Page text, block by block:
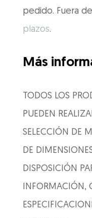
pedido. Fuera
plazos.
Más
TODOS LOS
PUEDEN
SELECCIÓN DE
DE
DISPOSICIÓN
INFORMACIÓN,